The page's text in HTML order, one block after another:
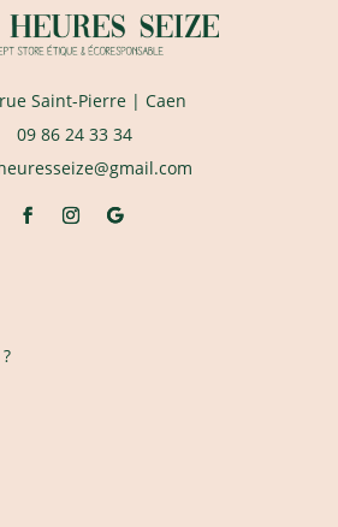
Saint-Pierre | Caen
09 86 24 33 34